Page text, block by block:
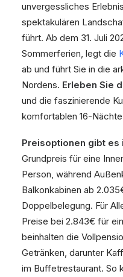
unvergessliches
spektakulären
führt. Ab dem 31. Juli
Sommerferien, legt die
ab und führt Sie in die
Nordens. Erleben Sie
und die faszinierende
komfortablen 16-
Preisoptionen gibt es
Grundpreis für eine
Person, während
Balkonkabinen ab
Doppelbelegung. Für
Preise bei 2.843€ für
beinhalten die
Getränken, darunter
im Buffetrestaurant. So